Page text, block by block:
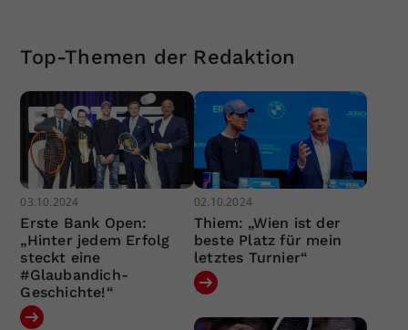
Top-Themen der Redaktion
03.10.2024
Erste Bank Open:
„Hinter jedem Erfolg
steckt eine
#Glaubandich-
Geschichte!“
02.10.2024
Thiem: „Wien ist der
beste Platz für mein
letztes Turnier“